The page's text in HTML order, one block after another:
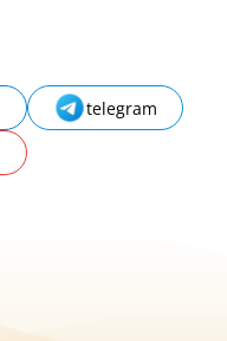
telegram